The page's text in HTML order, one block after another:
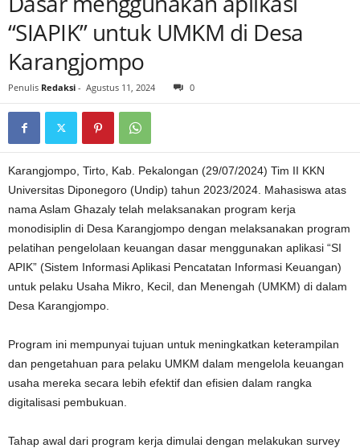
“SIAPIK” untuk UMKM di Desa
Karangjompo
Penulis Redaksi - Agustus 11, 2024 0
Karangjompo, Tirto, Kab. Pekalongan (29/07/2024) Tim II KKN
Universitas Diponegoro (Undip) tahun 2023/2024. Mahasiswa atas
nama Aslam Ghazaly telah melaksanakan program kerja
monodisiplin di Desa Karangjompo dengan melaksanakan program
pelatihan pengelolaan keuangan dasar menggunakan aplikasi “SI
APIK” (Sistem Informasi Aplikasi Pencatatan Informasi Keuangan)
untuk pelaku Usaha Mikro, Kecil, dan Menengah (UMKM) di dalam
Desa Karangjompo.
Program ini mempunyai tujuan untuk meningkatkan keterampilan
dan pengetahuan para pelaku UMKM dalam mengelola keuangan
usaha mereka secara lebih efektif dan efisien dalam rangka
digitalisasi pembukuan.
Tahap awal dari program kerja dimulai dengan melakukan survey